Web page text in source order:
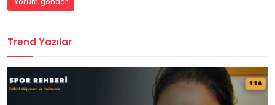
Trend Yazılar